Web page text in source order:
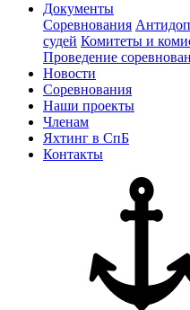
Документы
Соревнования
судей Комитеты и
Проведение
Новости
Соревнования
Наши проекты
Членам
Яхтинг в СпБ
Контакты